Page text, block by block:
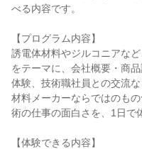
べる内容です。
【プログラム内容】
誘電体材料やジルコニアな
をテーマに、会社概要・商
体験、技術職社員との交流な
材料メーカーならではのも
術の仕事の面白さを、1日で
【体験できる内容】